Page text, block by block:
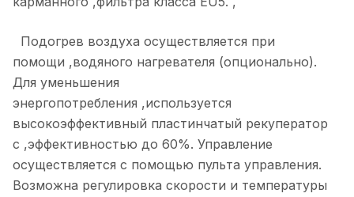
Подогрев воздуха осуществляется при
помощи ,водяного нагревателя (опционально).
Для уменьшения
энергопотребления ,используется
высокоэффективный пластинчатый рекуператор
с ,эффективностью до 60%. Управление
осуществляется с помощью пульта управления.
Возможна регулировка скорости и температуры